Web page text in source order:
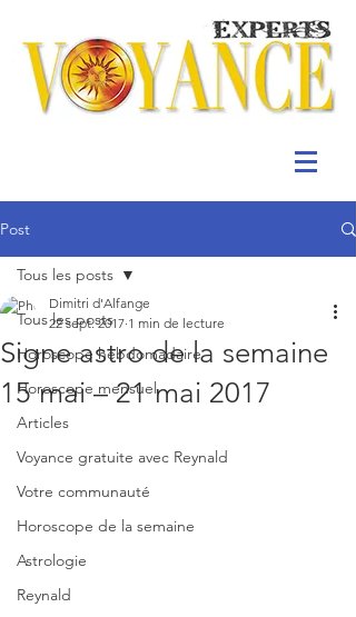
Post
Tous les posts
Horoscope hebdomadaire
Horoscope mensuel
Articles
Voyance gratuite avec Reynald
Votre communauté
Horoscope de la semaine
Astrologie
Reynald
Tous les posts
Signe astro de la semaine
15 mai – 21 mai 2017
Dimitri d'Alfange
22 sept. 2017 1 min de lecture